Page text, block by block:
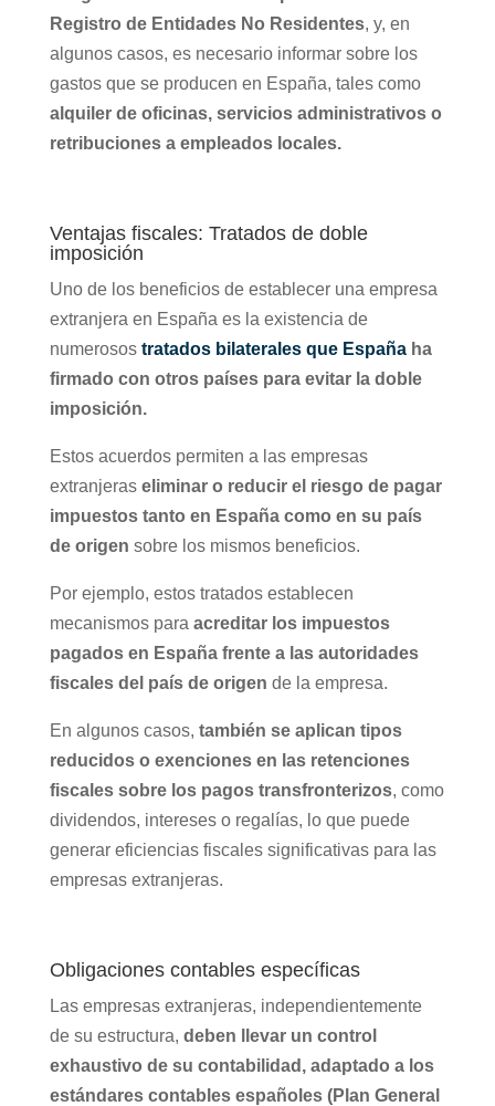
Registro de Entidades No Residentes, y, en
algunos casos, es necesario informar sobre los
gastos que se producen en España, tales como
alquiler de oficinas, servicios administrativos o
retribuciones a empleados locales.
Ventajas fiscales: Tratados de doble
imposición
Uno de los beneficios de establecer una empresa
extranjera en España es la existencia de
numerosos tratados bilaterales que Españaha
firmado con otros países para evitar la doble
imposición.
Estos acuerdos permiten a las empresas
extranjeras eliminar o reducir el riesgo de pagar
impuestos tanto en España como en su país
de origen sobre los mismos beneficios.
Por ejemplo, estos tratados establecen
mecanismos para acreditar los impuestos
pagados en España frente a las autoridades
fiscales del país de origen de la empresa.
En algunos casos, también se aplican tipos
reducidos o exenciones en las retenciones
fiscales sobre los pagos transfronterizos, como
dividendos, intereses o regalías, lo que puede
generar eficiencias fiscales significativas para las
empresas extranjeras.
Obligaciones contables específicas
Las empresas extranjeras, independientemente
de su estructura, deben llevar un control
exhaustivo de su contabilidad, adaptado a los
estándares contables españoles (Plan General